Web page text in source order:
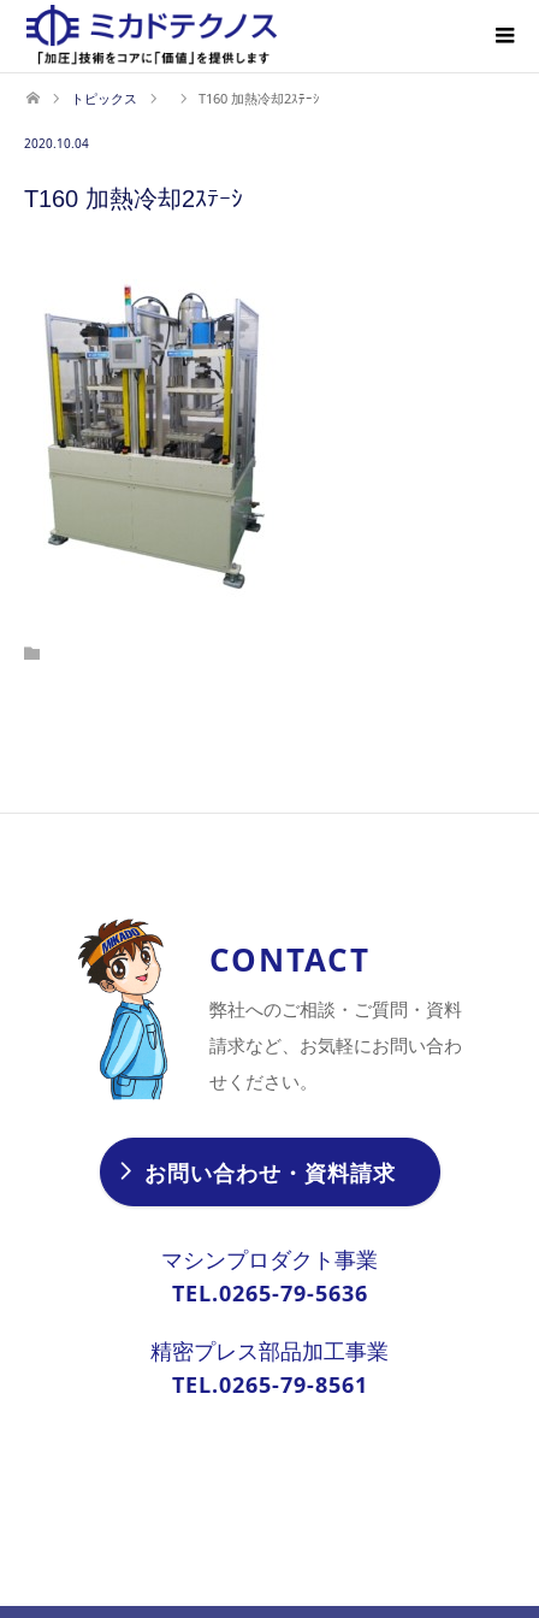
トピックス T160 加熱冷却2ｽﾃｰｼ
2020.10.04
T160 加熱冷却2ｽﾃｰｼ
CONTACT
弊社へのご相談・ご質問・資料
請求など、お気軽にお問い合わ
せください。
お問い合わせ・資料請求
マシンプロダクト事業
TEL.0265-79-5636
精密プレス部品加工事業
TEL.0265-79-8561